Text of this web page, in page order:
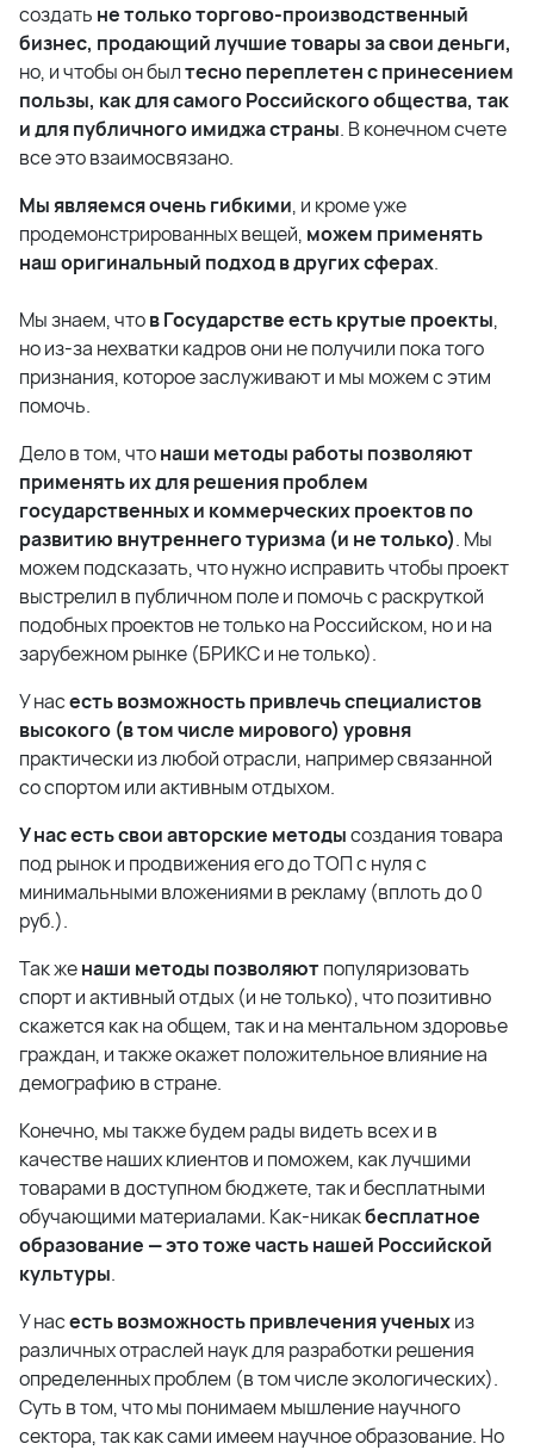
создать не только торгово-производственный
бизнес, продающий лучшие товары за свои деньги,
но, и чтобы он былтесно переплетен с принесением
пользы, как для самого Российского общества, так
и для публичного имиджа cтраны. В конечном счете
все это взаимосвязано.
Мы являемся очень гибкими, и кроме уже
продемонстрированных вещей, можем применять
наш оригинальный подход в других сферах.
Мы знаем, чтов Государстве есть крутые проекты,
но из-за нехватки кадров они не получили пока того
признания, которое заслуживают и мы можем с этим
помочь.
Дело в том, чтонаши методы работы позволяют
применять их для решения проблем
государственных и коммерческих проектов по
развитию внутреннего туризма (и не только). Мы
можем подсказать, что нужно исправить чтобы проект
выстрелил в публичном поле и помочь с раскруткой
подобных проектов не только на Российском, но и на
зарубежном рынке (БРИКС и не только).
У насесть возможность привлечь специалистов
высокого (в том числе мирового) уровня
практически из любой отрасли, например связанной
со спортом или активным отдыхом.
У нас есть свои авторские методысоздания товара
под рынок и продвижения его до ТОП с нуля с
минимальными вложениями в рекламу (вплоть до 0
руб.).
Так женаши методы позволяютпопуляризовать
спорт и активный отдых (и не только), что позитивно
скажется как на общем, так и на ментальном здоровье
граждан, и также окажет положительное влияние на
демографию в стране.
Конечно, мы также будем рады видеть всех и в
качестве наших клиентов и поможем, как лучшими
товарами в доступном бюджете, так и бесплатными
обучающими материалами. Как-никакбесплатное
образование — это тоже часть нашей Российской
культуры.
У насесть возможность привлечения ученыхиз
различных отраслей наук для разработки решения
определенных проблем (в том числе экологических).
Суть в том, что мы понимаем мышление научного
сектора, так как сами имеем научное образование. Но